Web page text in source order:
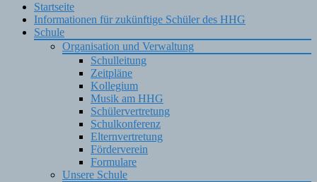
Startseite
Informationen für zukünftige Schüler des HHG
Schule
Organisation und Verwaltung
Schulleitung
Zeitpläne
Kollegium
Musik am HHG
Schülervertretung
Schulkonferenz
Elternvertretung
Förderverein
Formulare
Unsere Schule